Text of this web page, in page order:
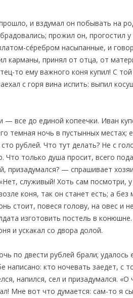
и вздумал он побывать на
прожил он, прогостил
се́ребром насыпанные, и
карманы, принял от отца, от
то ему важного коня купил! С
с горя вина испить: выпил
— все до единой копеечки. Иван
темная ночь в пустынных местах;
рублей. Что тут делать? Не с
только душа просит, всего
призадумался? — спрашивает
служивый! Хоть сам посмотри,
коня, так он станет есть; а без
стоит, повеся голову, на овес и
изготовить постель в
и ускакал со двора долой.
по двести рублей брали;
написано: кто ночевать заедет,
напился, сел и призадумался.
Мне вот что думается: сам-то я